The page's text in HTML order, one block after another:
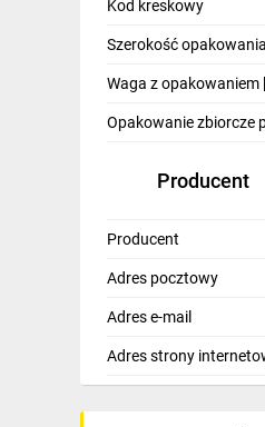
Wentylacja i rekuperacja
Kod kreskowy
Szerokość
Waga z opakowaniem
Opakowanie zbiorcze
Producent
Producent
Adres pocztowy
Adres e-mail
Adres strony